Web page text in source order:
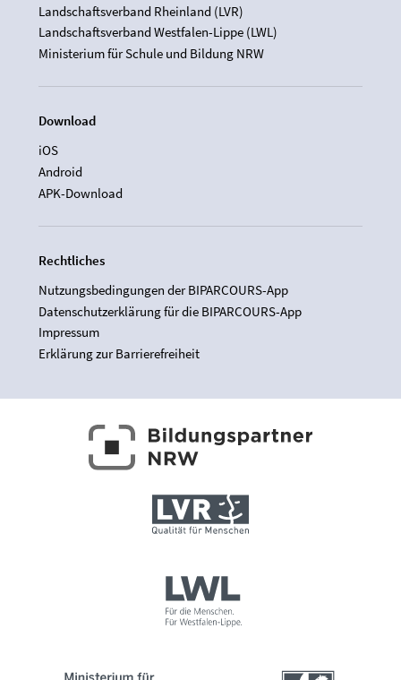
Landschaftsverband Rheinland (LVR)
Landschaftsverband Westfalen-Lippe (LWL)
Ministerium für Schule und Bildung NRW
Download
iOS
Android
APK-Download
Rechtliches
Nutzungsbedingungen der BIPARCOURS-App
Datenschutzerklärung für die BIPARCOURS-App
Impressum
Erklärung zur Barrierefreiheit